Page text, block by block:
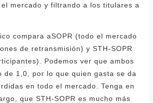
mercado y filtrando a los titulares a
compara aSOPR (todo el mercado
de retransmisión) y STH-SOPR
Podemos ver que ambos
de 1,0, por lo que quien gasta se da
en todo el mercado. Tenga en
que STH-SOPR es mucho más